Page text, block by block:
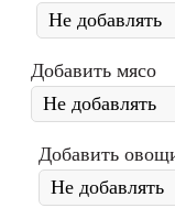
Добавить мясо
Добавить